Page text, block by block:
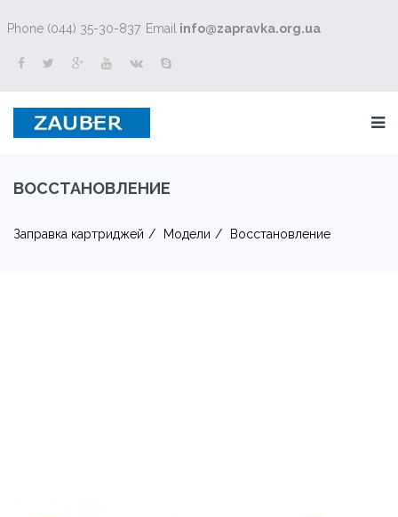
Phone (044) 35-30-837 Email info@zapravka.org.ua
ВОССТАНОВЛЕНИЕ
Заправка картриджей Модели Восстановление